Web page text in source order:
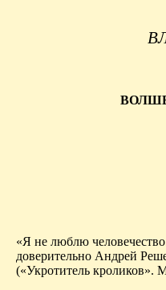
«Я не люблю
доверительно Андрей
(«Укротитель кроликов».